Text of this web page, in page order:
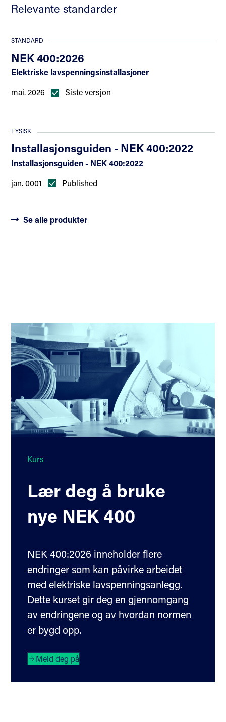
Relevante standarder
STANDARD
NEK 400:2026
Elektriske lavspenningsinstallasjoner
mai. 2026
Siste versjon
FYSISK
Installasjonsguiden - NEK 400:2022
Installasjonsguiden - NEK 400:2022
jan. 0001
Published
Se alle produkter
Kurs
Lær deg å bruke
nye NEK 400
NEK 400:2026 inneholder flere
endringer som kan påvirke arbeidet
med elektriske lavspenningsanlegg.
Dette kurset gir deg en gjennomgang
av endringene og av hvordan normen
er bygd opp.
Meld deg på